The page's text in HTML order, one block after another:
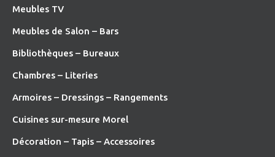
Meubles TV
Meubles de Salon – Bars
Bibliothèques – Bureaux
Chambres – Literies
Armoires – Dressings – Rangements
Cuisines sur-mesure Morel
Décoration – Tapis – Accessoires